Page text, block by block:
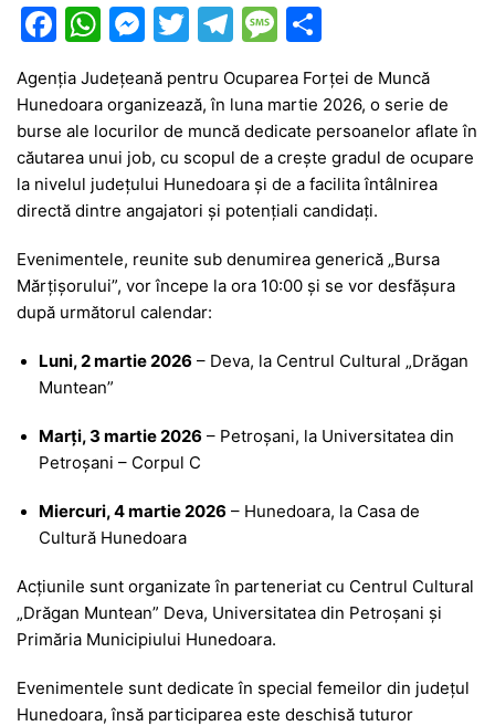
F
a
c
e
b
o
k
W
at
s
A
p
M
s
s
e
n
g
er
T
itt
er
T
e
gr
a
m
M
s
s
a
g
ar
ta
je
a
z
Agenția Județeană pentru Ocuparea Forței de Muncă
Hunedoara organizează, în luna martie 2026, o serie de
burse ale locurilor de muncă dedicate persoanelor aflate în
căutarea unui job, cu scopul de a crește gradul de ocupare
la nivelul județului Hunedoara și de a facilita întâlnirea
directă dintre angajatori și potențiali candidați.
Evenimentele, reunite sub denumirea generică „Bursa
Mărțișorului”, vor începe la ora 10:00 și se vor desfășura
după următorul calendar:
Luni, 2 martie 2026 – Deva, la Centrul Cultural „Drăgan
Muntean”
Marți, 3 martie 2026 – Petroșani, la Universitatea din
Petroșani – Corpul C
Miercuri, 4 martie 2026 – Hunedoara, la Casa de
Cultură Hunedoara
Acțiunile sunt organizate în parteneriat cu Centrul Cultural
„Drăgan Muntean” Deva, Universitatea din Petroșani și
Primăria Municipiului Hunedoara.
Evenimentele sunt dedicate în special femeilor din județul
Hunedoara, însă participarea este deschisă tuturor